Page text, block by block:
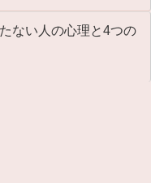
ない人の心理と4つの